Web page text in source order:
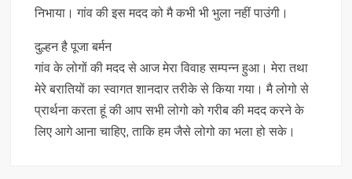
निभाया। गांव की इस मदद को मै कभी भी भुला नहीं पाउंगी।
दुल्हन है पूजा बर्मन
गांव के लोगों की मदद से आज मेरा विवाह सम्पन्न हुआ। मेरा तथा
मेरे बरातियों का स्वागत शानदार तरीके से किया गया। मै लोगो से
प्रार्थना करता हूं की आप सभी लोगो को गरीब की मदद करने के
लिए आगे आना चाहिए, ताकि हम जैसे लोगो का भला हो सके।